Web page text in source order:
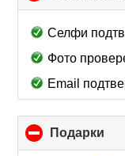
Селфи
Фото
Email
Подарки
to